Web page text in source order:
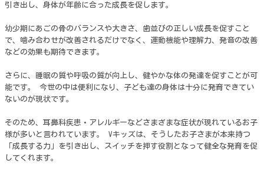
引き出し、身体が年齢に合った成長を促します。
幼少期にあごの骨のバランスや大きさ、歯並びの正しい成長を促すこと
で、噛み合わせが改善されるだけでなく、運動機能や理解力、発音の改善
などの効果も期待できます。
さらに、睡眠の質や呼吸の質が向上し、健やかな体の発達を促すことが可
能です。 今世の中は便利になり、子ども達の身体は十分に発育できてい
ないのが現状です。
そのため、耳鼻科疾患・アレルギーなどさまざまな症状が現れているお子
様が多いと言われています。 Vキッズは、そうしたお子さまが本来持つ
「成長する力」を引き出し、スイッチを押す役割となって健全な発育を促
してくれます。